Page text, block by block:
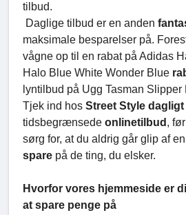
tilbud.
Daglige tilbud er en anden
maksimale besparelser på.
vågne op til en rabat på Adidas
Halo Blue White Wonder Blue
lyntilbud på Ugg Tasman Slipper
Tjek ind hos Street Style dagligt
tidsbegrænsede onlinetilbud ,
sørg for, at du aldrig går glip af
spare på de ting, du elsker.
Hvorfor vores hjemmeside er
at spare penge på